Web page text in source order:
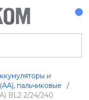
и
пальчиковые
/
BL2 2/24/240